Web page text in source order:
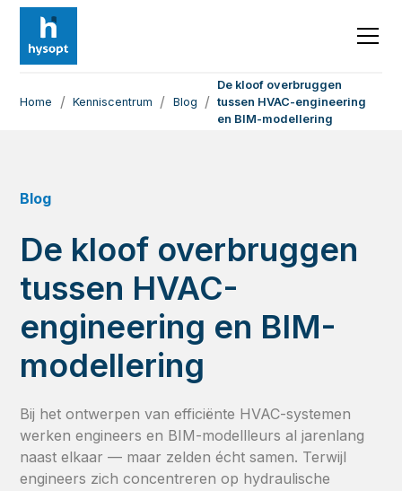
Home / Kenniscentrum / Blog /
De kloof overbruggen
tussen HVAC-engineering
en BIM-modellering
Blog
De kloof overbruggen
tussen HVAC-
engineering en BIM-
modellering
Bij het ontwerpen van efficiënte HVAC-systemen
werken engineers en BIM-modellleurs al jarenlang
naast elkaar — maar zelden écht samen. Terwijl
engineers zich concentreren op hydraulische